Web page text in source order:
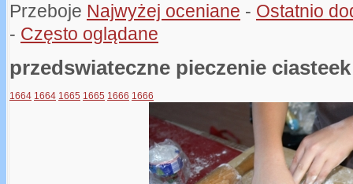
Przeboje Najwyżej oceniane - Ostatnio
- Często oglądane
przedswiateczne pieczenie ciasteek
1664 1664 1665 1665 1666 1666